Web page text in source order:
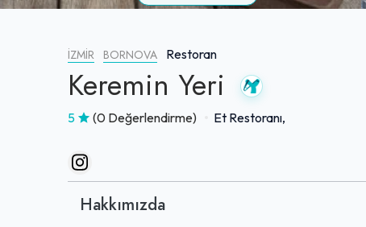
İZMIR BORNOVA Restoran
Keremin Yeri
5 (0 Değerlendirme) Et Restoranı,
Hakkımızda